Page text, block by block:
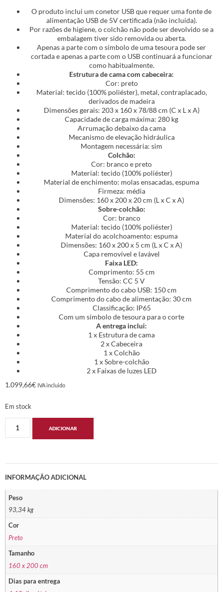
O produto inclui um conetor USB que requer uma fonte de
alimentação USB de 5V certificada (não incluída).
Por razões de higiene, o colchão não pode ser devolvido se a
embalagem tiver sido removida ou aberta.
Apenas a parte com o símbolo de uma tesoura pode ser
cortada e apenas a parte com o USB continuará a funcionar
como habitualmente.
Estrutura de cama com cabeceira:
Cor: preto
Material: tecido (100% poliéster), metal, contraplacado,
derivados de madeira
Dimensões gerais: 203 x 160 x 78/88 cm (C x L x A)
Capacidade de carga máxima: 280 kg
Arrumação debaixo da cama
Mecanismo de elevação hidráulica
Montagem necessária: sim
Colchão:
Cor: branco e preto
Material: tecido (100% poliéster)
Material de enchimento: molas ensacadas, espuma
Firmeza: média
Dimensões: 160 x 200 x 20 cm (L x C x A)
Sobre-colchão:
Cor: branco
Material: tecido (100% poliéster)
Material do acolchoamento: espuma
Dimensões: 160 x 200 x 5 cm (L x C x A)
Capa removível e lavável
Faixa LED:
Comprimento: 55 cm
Tensão: CC 5 V
Comprimento do cabo USB: 150 cm
Comprimento do cabo de alimentação: 30 cm
Classificação: IP65
Com um símbolo de tesoura para o corte
A entrega inclui:
1 x Estrutura de cama
2 x Cabeceira
1 x Colchão
1 x Sobre-colchão
2 x Faixas de luzes LED
1.099,66€ IVA incluido
Em stock
ADICIONAR
INFORMAÇÃO ADICIONAL
Peso
93,34 kg
Cor
Preto
Tamanho
160 x 200 cm
Dias para entrega